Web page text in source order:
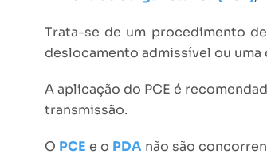
Trata-se de um procedimento
deslocamento admissível ou uma
A aplicação do PCE é
transmissão.
O PCE e o PDA não são